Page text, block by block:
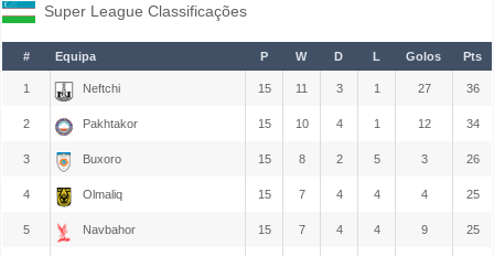
Super League Classificações
# Equipa P W D L Golos Pts
1 Neftchi 15 11 3 1 27 36
2 Pakhtakor 15 10 4 1 12 34
3 Buxoro 15 8 2 5 3 26
4 Olmaliq 15 7 4 4 4 25
5 Navbahor 15 7 4 4 9 25